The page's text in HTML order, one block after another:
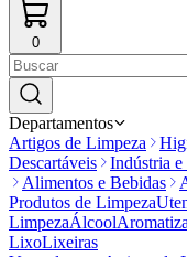
0
Departamentos
Artigos de Limpeza
Descartáveis
Indústria
Alimentos e Bebidas
Produtos de Limpeza
LimpezaÁlcool
LixoLixeiras